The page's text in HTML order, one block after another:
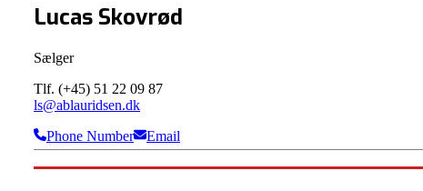
Lucas Skovrød
Sælger
Tlf. (+45) 51 22 09 87
ls@ablauridsen.dk
Phone Number
Email